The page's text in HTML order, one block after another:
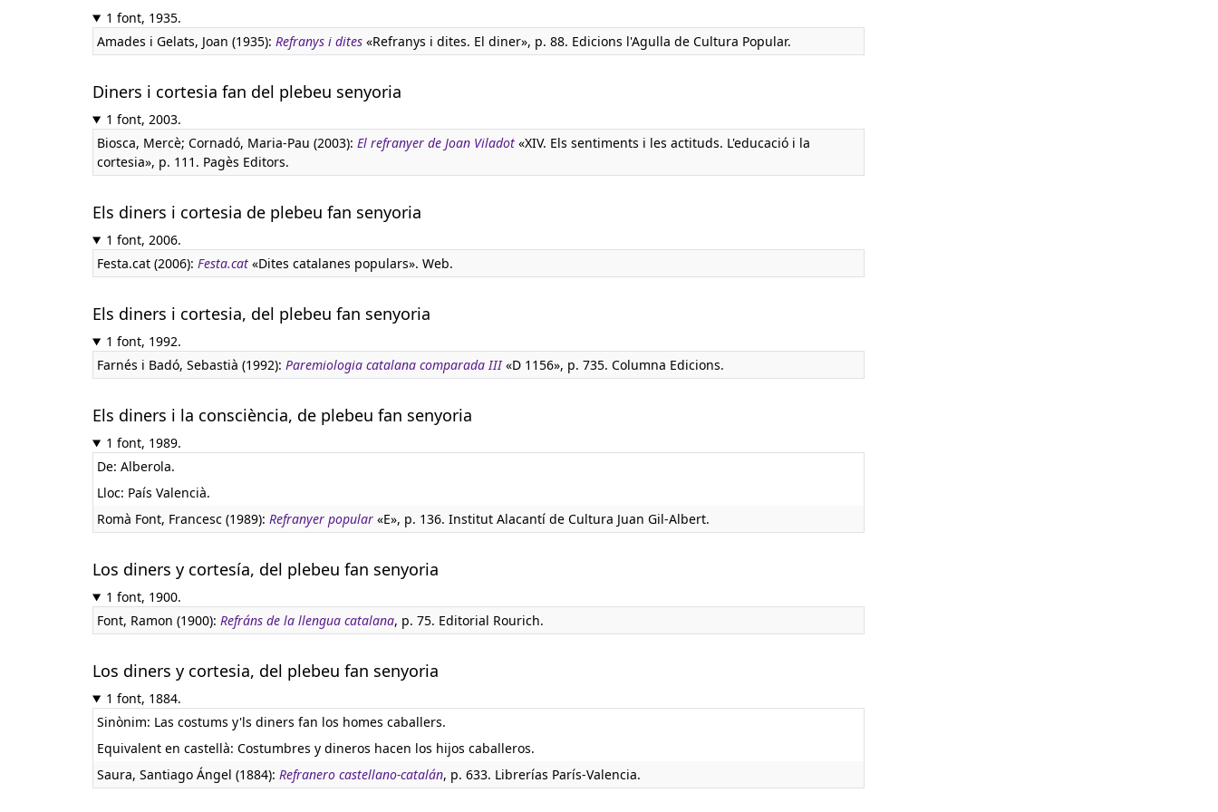
1 font, 1935.
Amades i Gelats, Joan (1935): Refranys i dites «Refranys i dites. El diner», p. 88. Edicions l'Agulla de Cultura Popular.
Diners i cortesia fan del plebeu senyoria
1 font, 2003.
Biosca, Mercè; Cornadó, Maria-Pau (2003): El refranyer de Joan Viladot «XIV. Els sentiments i les actituds. L'educació i la
cortesia», p. 111. Pagès Editors.
Els diners i cortesia de plebeu fan senyoria
1 font, 2006.
Festa.cat (2006): Festa.cat «Dites catalanes populars». Web.
Els diners i cortesia, del plebeu fan senyoria
1 font, 1992.
Farnés i Badó, Sebastià (1992): Paremiologia catalana comparada III«D 1156», p. 735. Columna Edicions.
Els diners i la consciència, de plebeu fan senyoria
1 font, 1989.
De: Alberola.
Lloc: País Valencià.
Romà Font, Francesc (1989): Refranyer popular «E», p. 136. Institut Alacantí de Cultura Juan Gil-Albert.
Los diners y cortesía, del plebeu fan senyoria
1 font, 1900.
Font, Ramon (1900): Refráns de la llengua catalana, p. 75. Editorial Rourich.
Los diners y cortesia, del plebeu fan senyoria
1 font, 1884.
Sinònim: Las costums y'ls diners fan los homes caballers.
Equivalent en castellà: Costumbres y dineros hacen los hijos caballeros.
Saura, Santiago Ángel (1884): Refranero castellano-catalán, p. 633. Librerías París-Valencia.